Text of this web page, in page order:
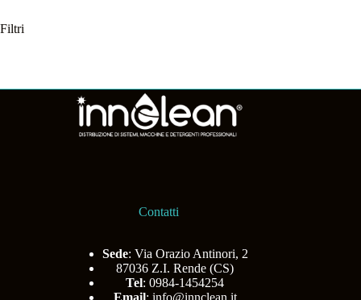
Filtri
Contatti
Sede: Via Orazio Antinori, 2
87036 Z.I. Rende (CS)
Tel: 0984-1454254